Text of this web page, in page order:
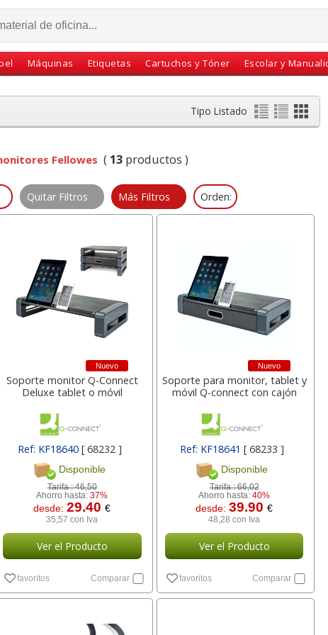
Máquinas Etiquetas Cartuchos y Tóner Escolar y
Tipo Listado
Fellowes (13productos )
Quitar Filtros Más Filtros Orden:
Nuevo
Soporte monitor Q-Connect
Deluxe tablet o móvil
Ref: KF18640[ 68232 ]
Disponible
Tarifa :46,50
Ahorro hasta:37%
desde:29.40€
35,57 con Iva
Ver el Producto
favoritos Comparar
Nuevo
Soporte para monitor, tablet y
móvil Q-connect con cajón
Ref: KF18641 [ 68233 ]
Disponible
Tarifa :66,02
Ahorro hasta: 40%
desde: 39.90 €
48,28 con Iva
Ver el Producto
favoritos Comparar
Reposapies Fellowes
Refresh, con efecto
ventilación
18,56 €
Taladrador de papel Q-
connect 10 Hojas Azul
KF02153 - 31635
2,98 €
Flat
Grapadora Q-connect
Flat Clinch Premium 30
hojas
desde: 13,21 €
Grapadora electrica
Petrus E-310 Wow
Naranja metal
desde:30,95
doble
Cartucho HP 304 - 302
Negro, original
N9K06AE
14,87
Cartucho HP 304XL -
302XL Tricolor alta
capacidad deskjet